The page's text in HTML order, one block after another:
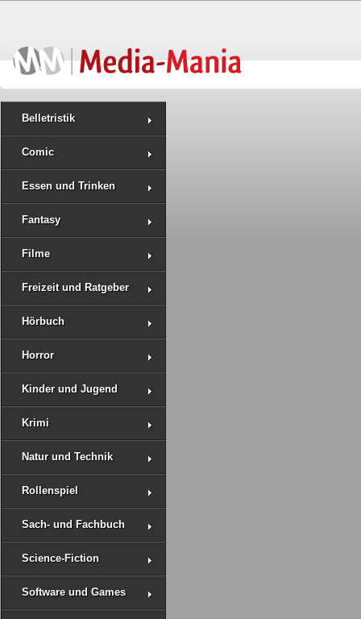
Belletristik
Comic
Essen und Trinken
Fantasy
Filme
Freizeit und Ratgeber
Hörbuch
Horror
Kinder und Jugend
Krimi
Natur und Technik
Rollenspiel
Sach- und Fachbuch
Science-Fiction
Software und Games